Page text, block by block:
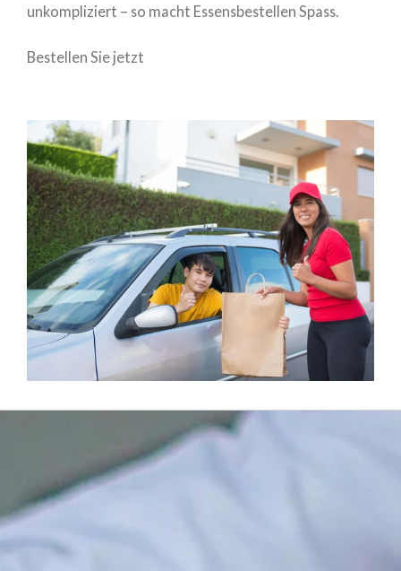
unkompliziert – so macht Essensbestellen Spass.
Bestellen Sie jetzt